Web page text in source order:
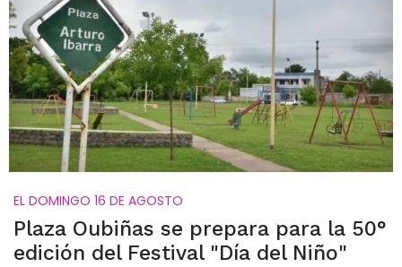
EL DOMINGO 16 DE AGOSTO
Plaza Oubiñas se prepara para la 50°
edición del Festival "Día del Niño"